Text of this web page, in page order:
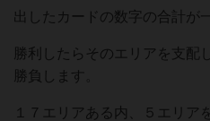
出したカードの数字の合計が
勝利したらそのエリアを支配
勝負します。
１７エリアある内、５エリア